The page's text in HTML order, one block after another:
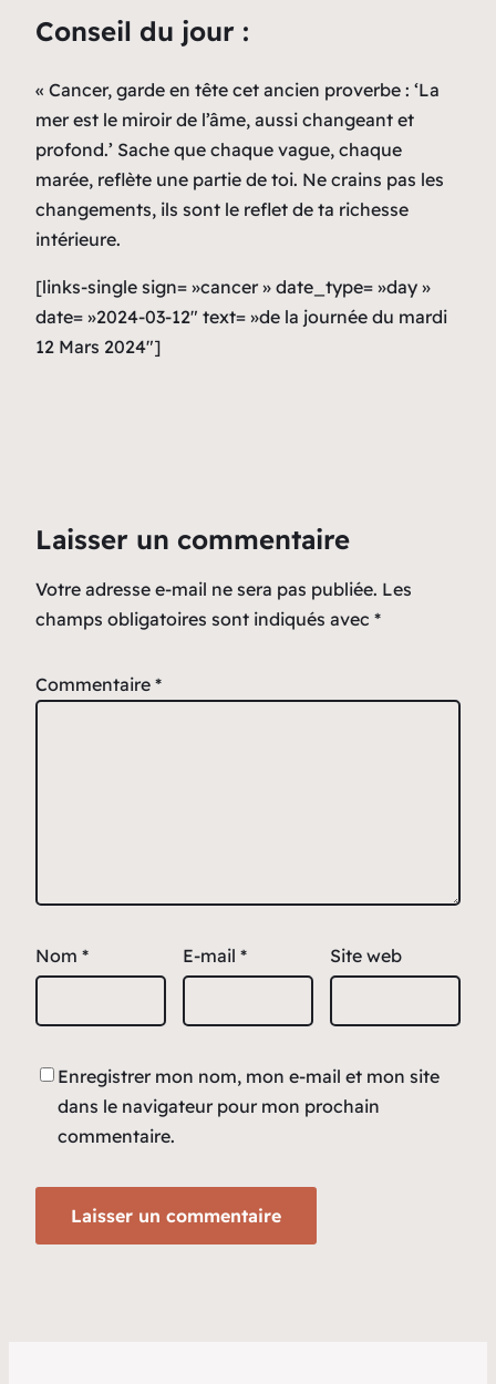
Conseil du jour :
« Cancer, garde en tête cet ancien proverbe : ‘La
mer est le miroir de l’âme, aussi changeant et
profond.’ Sache que chaque vague, chaque
marée, reflète une partie de toi. Ne crains pas les
changements, ils sont le reflet de ta richesse
intérieure.
[links-single sign= »cancer » date_type= »day »
date= »2024-03-12″ text= »de la journée du mardi
12 Mars 2024″]
Laisser un commentaire
Votre adresse e-mail ne sera pas publiée. Les
champs obligatoires sont indiqués avec *
Commentaire *
Nom * E-mail * Site web
Enregistrer mon nom, mon e-mail et mon site
dans le navigateur pour mon prochain
commentaire.